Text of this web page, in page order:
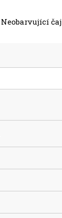
Neobarvující čaj